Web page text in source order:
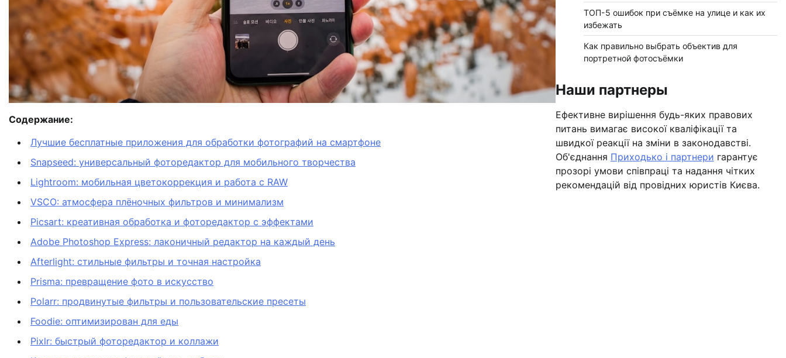
Содержание:
Лучшие бесплатные приложения для обработки фотографий на смартфоне
Snapseed: универсальный фоторедактор для мобильного творчества
Lightroom: мобильная цветокоррекция и работа с RAW
VSCO: атмосфера плёночных фильтров и минимализм
Picsart: креативная обработка и фоторедактор с эффектами
Adobe Photoshop Express: лаконичный редактор на каждый день
Afterlight: стильные фильтры и точная настройка
Prisma: превращение фото в искусство
Polarr: продвинутые фильтры и пользовательские пресеты
Foodie: оптимизирован для еды
Pixlr: быстрый фоторедактор и коллажи
ТОП-5 ошибок при съёмке на улице и как их
избежать
Как правильно выбрать объектив для
портретной фотосъёмки
Наши партнеры
Ефективне вирішення будь-яких правових
питань вимагає високої кваліфікації та
швидкої реакції на зміни в законодавстві.
Об'єднання Приходько і партнери гарантує
прозорі умови співпраці та надання чітких
рекомендацій від провідних юристів Києва.